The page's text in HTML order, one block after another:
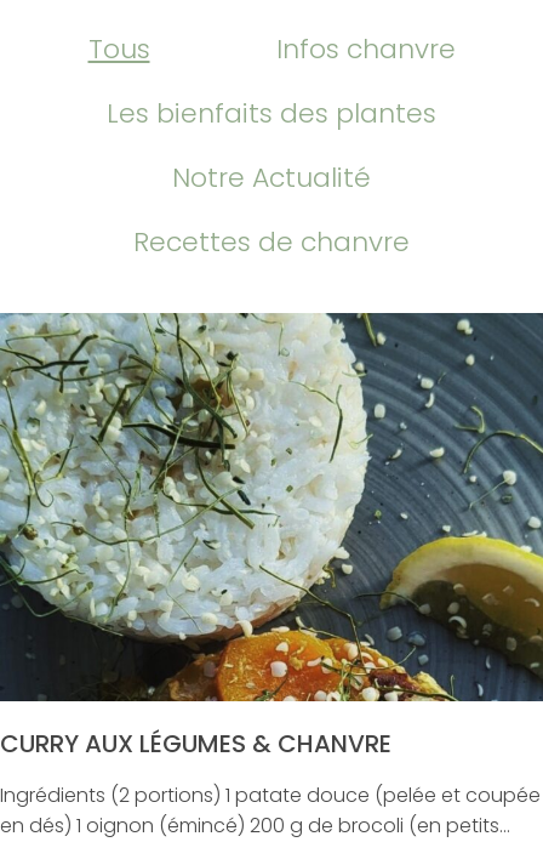
Tous
Infos chanvre
Les bienfaits des plantes
Notre Actualité
Recettes de chanvre
CURRY AUX LÉGUMES & CHANVRE
Ingrédients (2 portions) 1 patate douce (pelée et coupée
en dés) 1 oignon (émincé) 200 g de brocoli (en petits...